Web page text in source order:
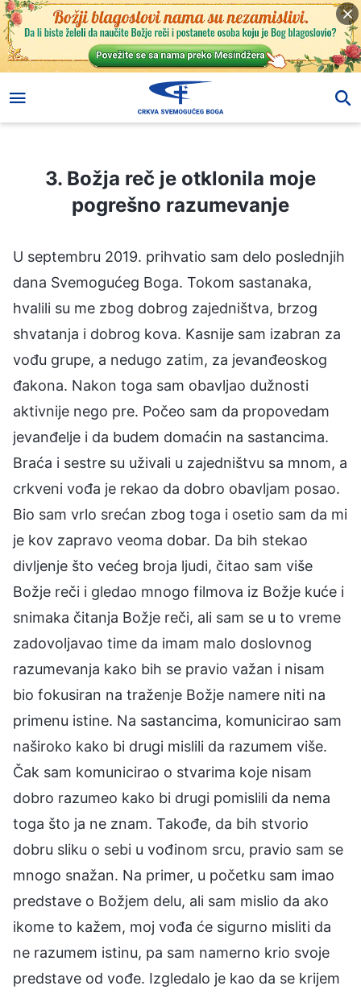
3. Božja reč je otklonila moje pogrešno razumevanje
3. Božja reč je otklonila moje
pogrešno razumevanje
U septembru 2019. prihvatio sam delo poslednjih
dana Svemogućeg Boga. Tokom sastanaka,
hvalili su me zbog dobrog zajedništva, brzog
shvatanja i dobrog kova. Kasnije sam izabran za
vođu grupe, a nedugo zatim, za jevanđeoskog
đakona. Nakon toga sam obavljao dužnosti
aktivnije nego pre. Počeo sam da propovedam
jevanđelje i da budem domaćin na sastancima.
Braća i sestre su uživali u zajedništvu sa mnom, a
crkveni vođa je rekao da dobro obavljam posao.
Bio sam vrlo srećan zbog toga i osetio sam da mi
je kov zapravo veoma dobar. Da bih stekao
divljenje što većeg broja ljudi, čitao sam više
Božje reči i gledao mnogo filmova iz Božje kuće i
snimaka čitanja Božje reči, ali sam se u to vreme
zadovoljavao time da imam malo doslovnog
razumevanja kako bih se pravio važan i nisam
bio fokusiran na traženje Božje namere niti na
primenu istine. Na sastancima, komunicirao sam
naširoko kako bi drugi mislili da razumem više.
Čak sam komunicirao o stvarima koje nisam
dobro razumeo kako bi drugi pomislili da nema
toga što ja ne znam. Takođe, da bih stvorio
dobru sliku o sebi u vođinom srcu, pravio sam se
mnogo snažan. Na primer, u početku sam imao
predstave o Božjem delu, ali sam mislio da ako
ikome to kažem, moj vođa će sigurno misliti da
ne razumem istinu, pa sam namerno krio svoje
predstave od vođe. Izgledalo je kao da se krijem